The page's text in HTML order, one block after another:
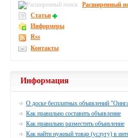
Расширенный
Статьи
Информеры
Rss
Контакты
Информация
О доске бесплатных объявлений
Как правильно составить объявление
Как правильно разместить объявление
Как найти нужный товар (услугу) в